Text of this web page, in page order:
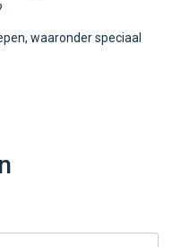
waaronder speciaal